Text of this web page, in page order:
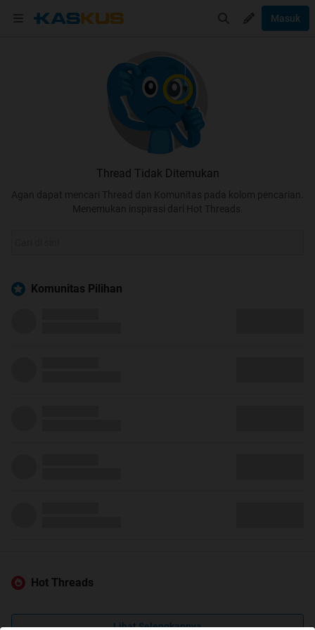
Masuk
Thread Tidak Ditemukan
Agan dapat mencari Thread dan Komunitas pada kolom pencarian.
Menemukan inspirasi dari Hot Threads.
Komunitas Pilihan
Hot Threads
Lihat Selengkapnya